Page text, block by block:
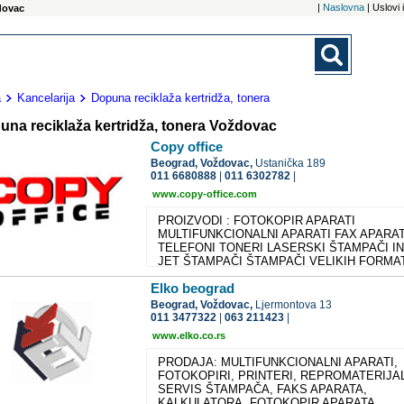
| Naslovna | Uslovi
Kancelarija Dopuna reciklaža kertridža, tonera
reciklaža kertridža, tonera Voždovac
Copy office
Beograd,Voždovac, Ustanička 189
011 6680888 |011 6302782
www.copy-office.com
PROIZVODI : FOTOKOPIR APARATI
MULTIFUNKCIONALNI APARATI FAX
TELEFONI TONERI LASERSKI ŠTAMPAČI
JET ŠTAMPAČI ŠTAMPAČI VELIKIH
SKENERI SKENERI VELIKE BRZINE
KALKULATORI PISAĆE MAŠINE OSTALI
KANCELARIJSKI UREĐAJI SERVIS
KOMPJUTERA SERVIS FOTOKOPIR
ŠTAMPAČA Servis fotokopir aparata i štampača
Redovno održavanje aparata kako u garantnom
roku tako i posle njega Generalnu reparaciju
aparata u našem servisu Savete - kompletne
informacije i predlozi pri kupovini aparata i
njegovom korišćenju Redovno održavanje Da bi
Elko beograd
Beograd,Voždovac, Ljermontova 13
011 3477322 |063 211423
www.elko.co.rs
PRODAJA: MULTIFUNKCIONALNI APARATI,
FOTOKOPIRI, PRINTERI,
SERVIS ŠTAMPAČA, FAKS APARATA,